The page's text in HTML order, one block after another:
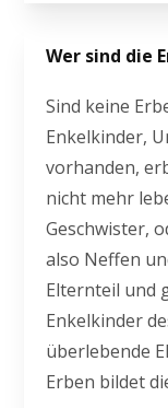
Wer sind die
Sind keine
Enkelkinder,
vorhanden,
nicht mehr
Geschwister,
also Neffen
Elternteil und
Enkelkinder
überlebende
Erben bildet